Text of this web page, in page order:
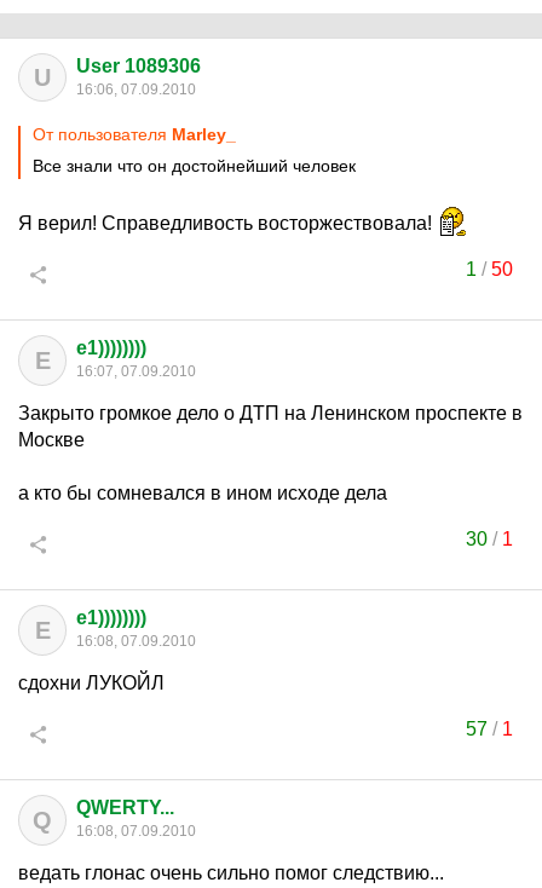
U User 1089306
16:06, 07.09.2010
От пользователя Marley_
Все знали что он достойнейший человек
Я верил! Справедливость восторжествовала!
1 /50
E e1))))))))
16:07, 07.09.2010
Закрыто громкое дело о ДТП на Ленинском проспекте в
Москве
а кто бы сомневался в ином исходе дела
30 / 1
E e1))))))))
16:08, 07.09.2010
сдохни ЛУКОЙЛ
57 / 1
Q QWERTY...
16:08, 07.09.2010
ведать глонас очень сильно помог следствию...